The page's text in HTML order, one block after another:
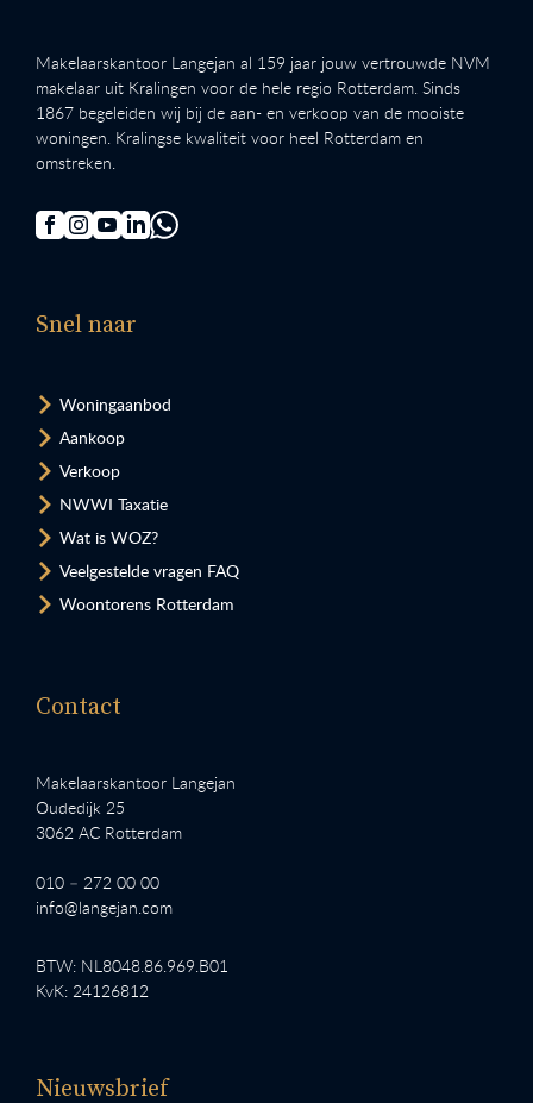
Makelaarskantoor Langejan al 159 jaar jouw vertrouwde NVM
makelaar uit Kralingen voor de hele regio Rotterdam. Sinds
1867 begeleiden wij bij de aan- en verkoop van de mooiste
woningen. Kralingse kwaliteit voor heel Rotterdam en
omstreken.
Snel naar
Woningaanbod
Aankoop
Verkoop
NWWI Taxatie
Wat is WOZ?
Veelgestelde vragen FAQ
Woontorens Rotterdam
Contact
Makelaarskantoor Langejan
Oudedijk 25
3062 AC Rotterdam
010 – 272 00 00
info@langejan.com
BTW: NL8048.86.969.B01
KvK: 24126812
Nieuwsbrief